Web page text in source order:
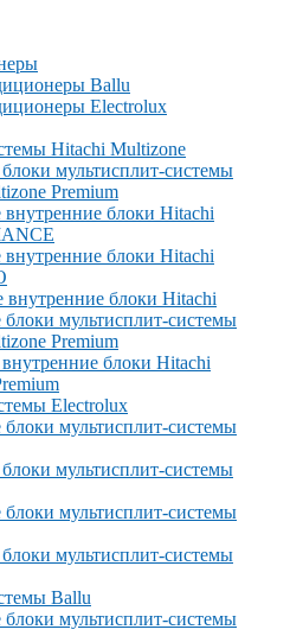
Ballu
Electrolux
Hitachi Multizone
мультисплит-системы
Premium
блоки Hitachi
блоки Hitachi
блоки Hitachi
мультисплит-системы
Premium
блоки Hitachi
Electrolux
мультисплит-системы
мультисплит-системы
мультисплит-системы
мультисплит-системы
Ballu
мультисплит-системы